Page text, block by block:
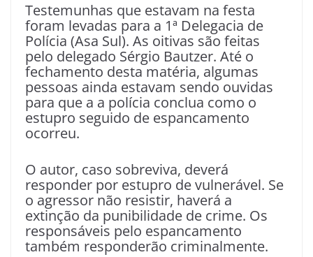
Testemunhas que estavam na festa
foram levadas para a 1ª Delegacia de
Polícia (Asa Sul). As oitivas são feitas
pelo delegado Sérgio Bautzer. Até o
fechamento desta matéria, algumas
pessoas ainda estavam sendo ouvidas
para que a a polícia conclua como o
estupro seguido de espancamento
ocorreu.
O autor, caso sobreviva, deverá
responder por estupro de vulnerável. Se
o agressor não resistir, haverá a
extinção da punibilidade de crime. Os
responsáveis pelo espancamento
também responderão criminalmente.